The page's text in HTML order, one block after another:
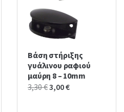
Βάση στήριξης
γυάλινου ραφιού
μαύρη 8 – 10mm
3,30€Original
3,00€Current